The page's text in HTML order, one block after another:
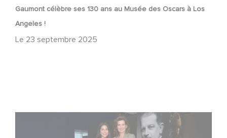
Gaumont célèbre ses 130 ans au Musée des Oscars à Los
Angeles !
Le 23 septembre 2025
« Nous ne vivons pas dans la nostalgie » : à Hollywood,
Gaumont célèbre ses 130 ans